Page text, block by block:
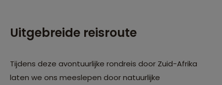
Uitgebreide reisroute
Tijdens deze avontuurlijke rondreis door Zuid-Afrika
laten we ons meeslepen door natuurlijke